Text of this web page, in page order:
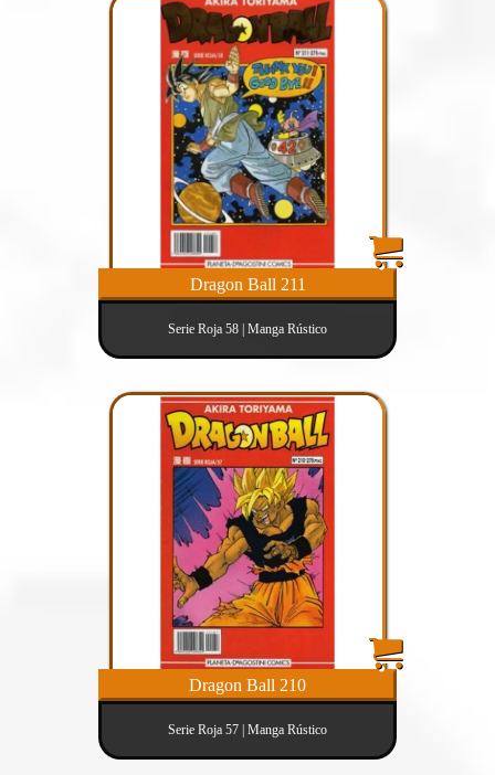
Dragon Ball 211
Serie Roja 58 | Manga Rústico
Dragon Ball 210
Serie Roja 57 | Manga Rústico